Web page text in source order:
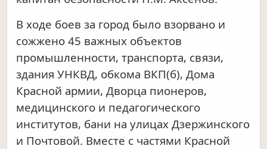
В ходе боев за город было взорвано и
сожжено 45 важных объектов
промышленности, транспорта, связи,
здания УНКВД, обкома ВКП(б), Дома
Красной армии, Дворца пионеров,
медицинского и педагогического
институтов, бани на улицах Дзержинского
и Почтовой. Вместе с частями Красной